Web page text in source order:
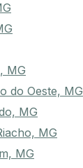
MG
do Oeste, MG
MG
MG
MG